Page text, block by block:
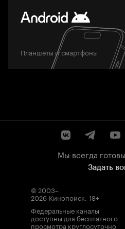
Планшеты и смартфоны
Мы всегда
Задать
© 2003–
2026 Кинопоиск. 18+
Федеральные каналы
доступны для бесплатного
просмотра круглосуточно